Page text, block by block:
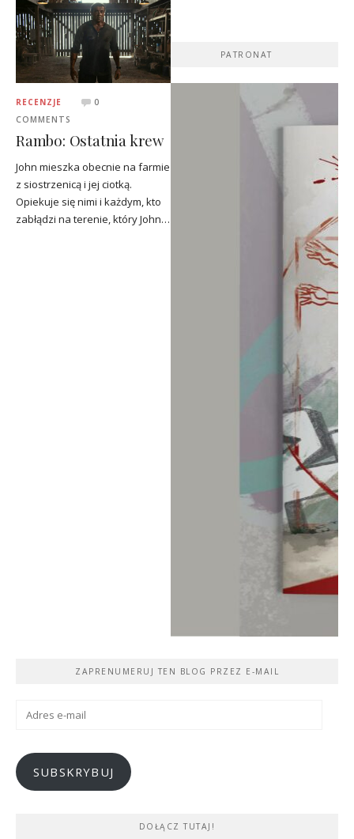
RECENZJE
0
COMMENTS
Rambo: Ostatnia krew
John mieszka obecnie na farmie
z siostrzenicą i jej ciotką.
Opiekuje się nimi i każdym, kto
zabłądzi na terenie, który John…
PATRONAT
ZAPRENUMERUJ TEN BLOG PRZEZ E-MAIL
Adres
SUBSKRYBUJ
DOŁĄCZ TUTAJ!